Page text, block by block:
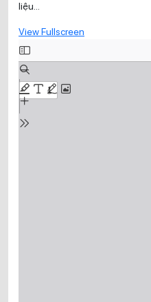
liệu…
View Fullscreen
Skip
to
PDF
content